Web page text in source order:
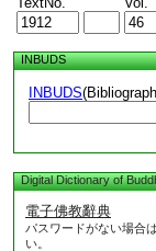
INBUDS
INBUDS
Digital Dictionary of
電子佛教辭典
パスワードがない場合
い。